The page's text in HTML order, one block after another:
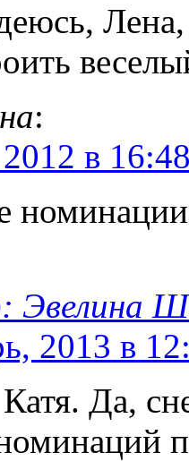
:
в
Эвелина
2013 в
Катя. Да,